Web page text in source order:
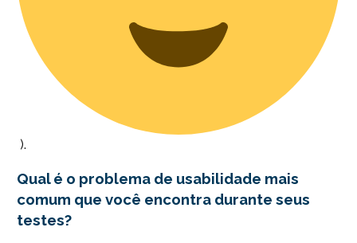
).
Qual é o problema de usabilidade mais
comum que você encontra durante seus
testes?